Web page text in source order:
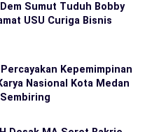
Sumut Tuduh Bobby
USU Curiga Bisnis
Kepemimpinan
Nasional Kota Medan